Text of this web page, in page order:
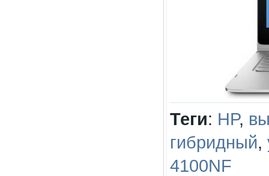
Теги: HP,
гибридный,
4100NF